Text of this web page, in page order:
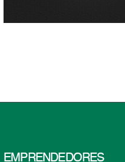
EMPRENDEDORES